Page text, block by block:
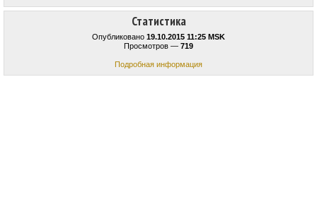
Статистика
Опубликовано 19.10.2015 11:25 MSK
Просмотров — 719
Подробная информация